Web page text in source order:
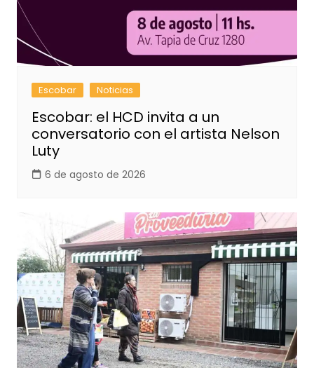
Escobar Noticias
Escobar: el HCD invita a un
conversatorio con el artista Nelson
Luty
6 de agosto de 2026